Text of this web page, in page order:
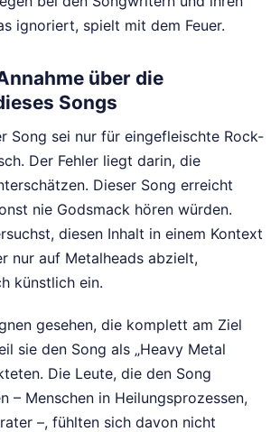
ignoriert, spielt mit dem Feuer.
über die
Songs
Song sei nur für eingefleischte Rock-
Der Fehler liegt darin, die
Dieser Song erreicht
nie Godsmack hören würden.
diesen Inhalt in einem Kontext
nur auf Metalheads abzielt,
künstlich ein.
gesehen, die komplett am Ziel
sie den Song als „Heavy Metal
Die Leute, die den Song
– Menschen in Heilungsprozessen,
–, fühlten sich davon nicht